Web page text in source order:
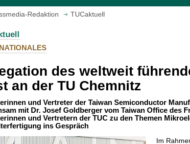
Redaktion TUCaktuell
des weltweit
an der TU Chemnitz
und Vertreter der Taiwan Semiconductor
mit Dr. Josef Goldberger vom Taiwan Office des
und Vertretern der TUC zu den Themen
ins Gespräch
Im